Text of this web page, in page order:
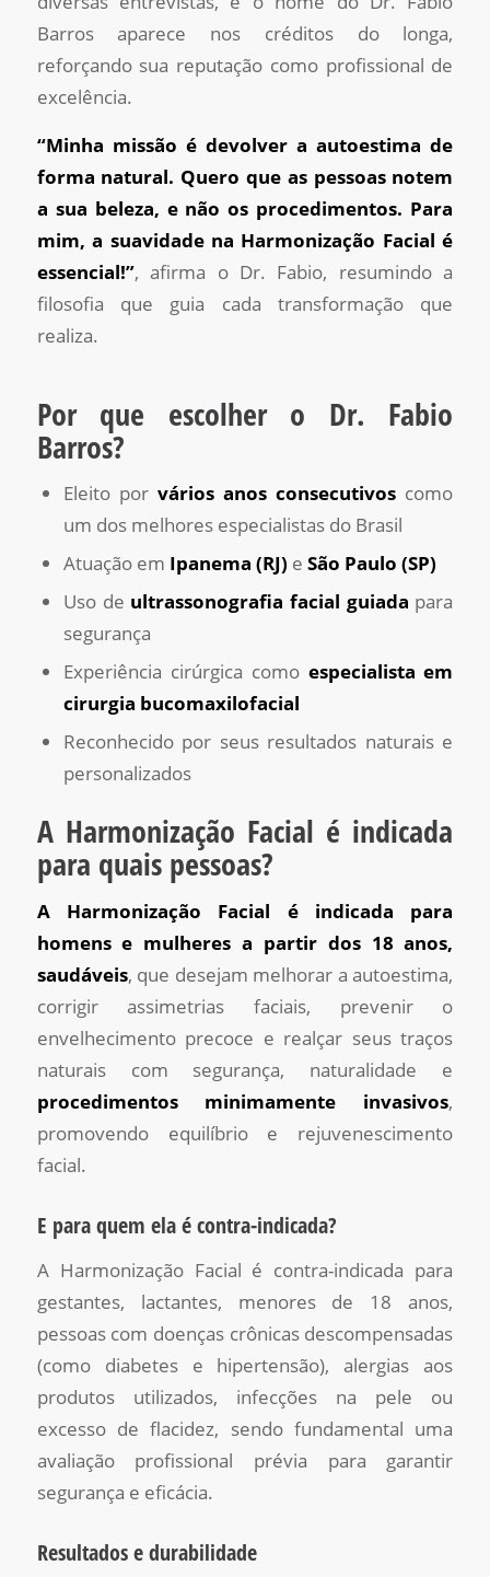
Barros aparece nos créditos do longa,
reforçando sua reputação como profissional de
excelência.
“Minha missão é devolver a autoestima de
forma natural. Quero que as pessoas notem
a sua beleza, e não os procedimentos. Para
mim, a suavidade na Harmonização Facial é
essencial!”, afirma o Dr. Fabio, resumindo a
filosofia que guia cada transformação que
realiza.
Por que escolher o Dr. Fabio
Barros?
Eleito porvários anos consecutivos como
um dos melhores especialistas do Brasil
Atuação em Ipanema (RJ) e São Paulo (SP)
Uso de ultrassonografia facial guiada para
segurança
Experiência cirúrgica como especialista em
cirurgia bucomaxilofacial
Reconhecido por seus resultados naturais e
personalizados
A Harmonização Facial é indicada
para quais pessoas?
A Harmonização Facial é indicada para
homens e mulheres a partir dos 18 anos,
saudáveis, que desejam melhorar a autoestima,
corrigir assimetrias faciais, prevenir o
envelhecimento precoce e realçar seus traços
naturais com segurança, naturalidade e
procedimentos minimamente invasivos,
promovendo equilíbrio e rejuvenescimento
facial.
E para quem ela é contra-indicada?
A Harmonização Facial é contra-indicada para
gestantes, lactantes, menores de 18 anos,
pessoas com doenças crônicas descompensadas
(como diabetes e hipertensão), alergias aos
produtos utilizados, infecções na pele ou
excesso de flacidez, sendo fundamental uma
avaliação profissional prévia para garantir
segurança e eficácia.
Resultados e durabilidade